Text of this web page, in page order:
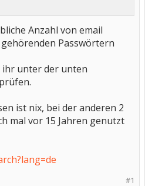
Anzahl von email
Passwörtern
ihr unter der unten
ist nix, bei der anderen 2
mal vor 15 Jahren genutzt
#1